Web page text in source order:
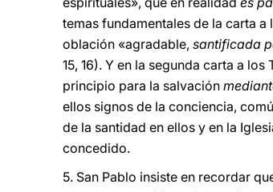
temas fundamentales de la carta
oblación «agradable, santificada
15, 16). Y en la segunda carta a
principio para la salvación
ellos signos de la conciencia,
de la santidad en ellos y en la
concedido.
5. San Pablo insiste en recordar